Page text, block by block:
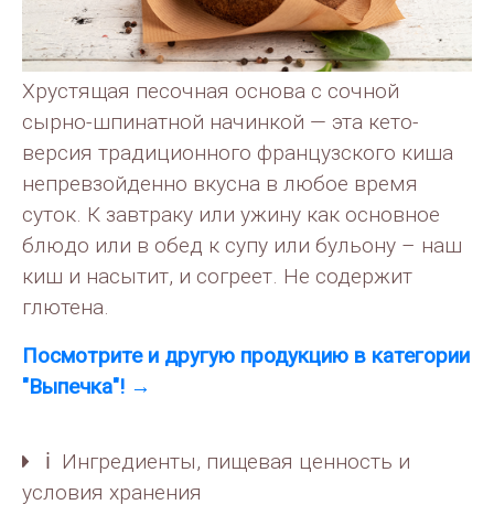
Хрустящая песочная основа с сочной
сырно-шпинатной начинкой — эта кето-
версия традиционного французского киша
непревзойденно вкусна в любое время
суток. К завтраку или ужину как основное
блюдо или в обед к супу или бульону – наш
киш и насытит, и согреет. Не содержит
глютена.
Посмотрите и другую продукцию в категории
"Выпечка"! →
ℹ️ Ингредиенты, пищевая ценность и
условия хранения